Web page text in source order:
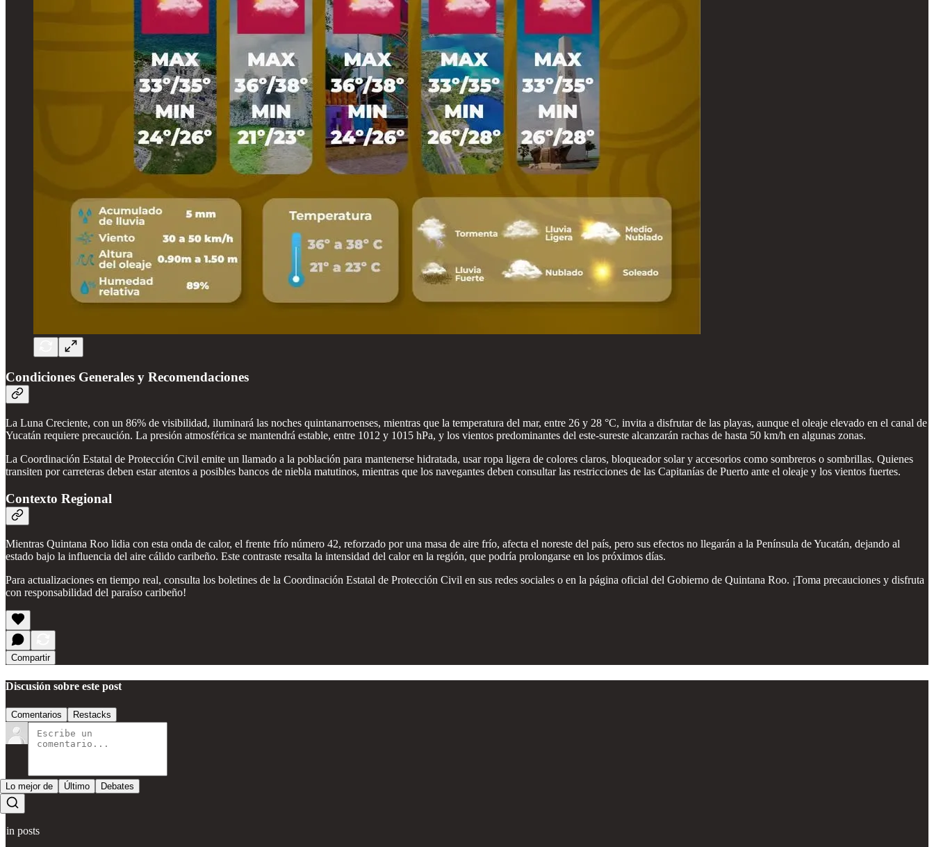
Condiciones Generales y Recomendaciones
La Luna Creciente, con un 86% de visibilidad, iluminará las noches quintanarroenses, mientras que la temperatura del mar, entre 26 y 28 °C, invita a disfrutar de las playas, aunque el oleaje elevado en el canal de
Yucatán requiere precaución. La presión atmosférica se mantendrá estable, entre 1012 y 1015 hPa, y los vientos predominantes del este-sureste alcanzarán rachas de hasta 50 km/h en algunas zonas.
La Coordinación Estatal de Protección Civil emite un llamado a la población para mantenerse hidratada, usar ropa ligera de colores claros, bloqueador solar y accesorios como sombreros o sombrillas. Quienes
transiten por carreteras deben estar atentos a posibles bancos de niebla matutinos, mientras que los navegantes deben consultar las restricciones de las Capitanías de Puerto ante el oleaje y los vientos fuertes.
Contexto Regional
Mientras Quintana Roo lidia con esta onda de calor, el frente frío número 42, reforzado por una masa de aire frío, afecta el noreste del país, pero sus efectos no llegarán a la Península de Yucatán, dejando al
estado bajo la influencia del aire cálido caribeño. Este contraste resalta la intensidad del calor en la región, que podría prolongarse en los próximos días.
Para actualizaciones en tiempo real, consulta los boletines de la Coordinación Estatal de Protección Civil en sus redes sociales o en la página oficial del Gobierno de Quintana Roo. ¡Toma precauciones y disfruta
con responsabilidad del paraíso caribeño!
Compartir
Discusión sobre este post
Comentarios Restacks
Lo mejor de Último Debates
Sin posts